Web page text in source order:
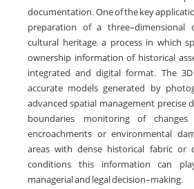
documentation. One of the key
preparation of a three-dimensional
cultural heritage; a process in which
ownership information of historical
integrated and digital format. The
accurate models generated by
advanced spatial management, precise
boundaries, monitoring of
encroachments or environmental
areas with dense historical fabric or
conditions, this information can
managerial and legal decision-making.